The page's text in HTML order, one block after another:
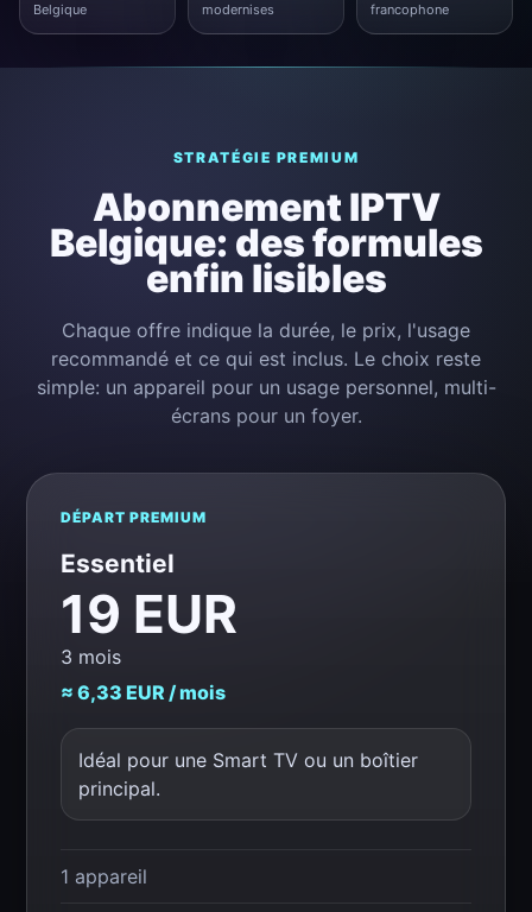
Belgique
modernises
francophone
STRATÉGIE PREMIUM
Abonnement IPTV
Belgique: des formules
enfin lisibles
Chaque offre indique la durée, le prix, l'usage
recommandé et ce qui est inclus. Le choix reste
simple: un appareil pour un usage personnel, multi-
écrans pour un foyer.
DÉPART PREMIUM
Essentiel
19 EUR
3 mois
≈ 6,33 EUR / mois
Idéal pour une Smart TV ou un boîtier
principal.
1 appareil